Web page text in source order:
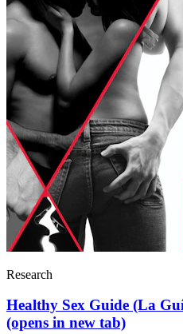
Research
Healthy Sex Guide (La
(opens in new tab)